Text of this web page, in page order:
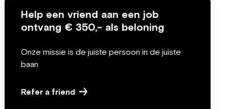
Help een vriend aan een job
ontvang € 350,- als beloning
Onze missie is de juiste persoon in de juiste
baan
Refer a friend